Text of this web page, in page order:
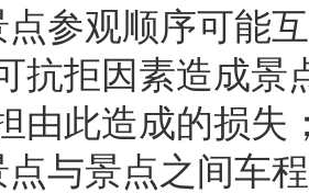
参观顺序可能
抗拒因素造成
由此造成的损失
与景点之间车